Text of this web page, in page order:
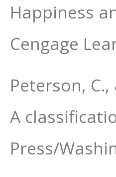
Happiness
Cengage
Peterson,
A
Press/